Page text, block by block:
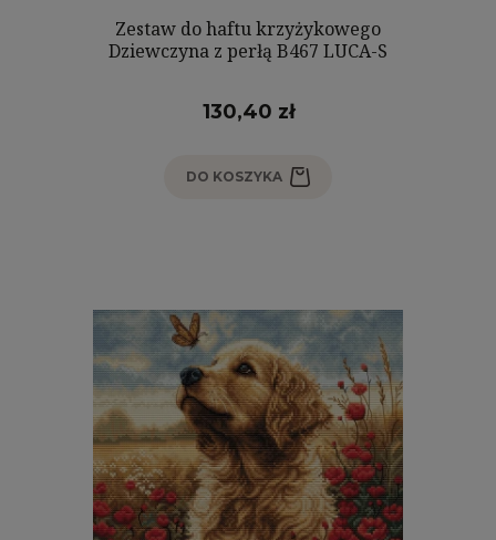
Zestaw do haftu krzyżykowego
Dziewczyna z perłą B467 LUCA-S
130,40 zł
DO KOSZYKA